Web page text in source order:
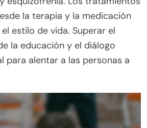
la terapia y la medicación
estilo de vida. Superar el
la educación y el diálogo
para alentar a las personas a